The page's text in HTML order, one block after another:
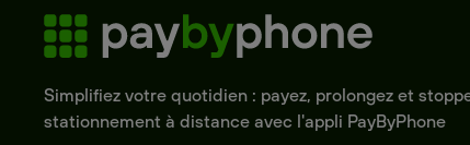
Simplifiez votre quotidien : payez, prolongez et
stationnement à distance avec l'appli PayByPhone